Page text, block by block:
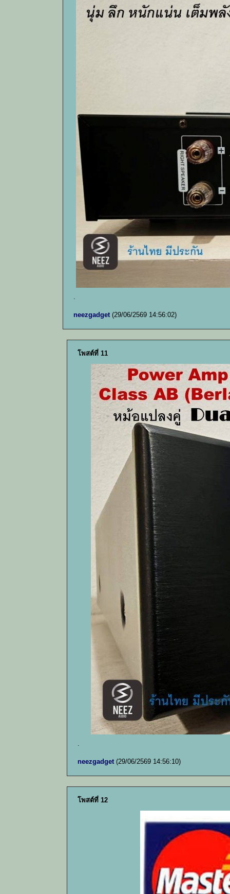
.
neezgadget (29/06/2569 14:56:02)
โพสต์ที่ 11
.
neezgadget (29/06/2569 14:56:10)
โพสต์ที่ 12